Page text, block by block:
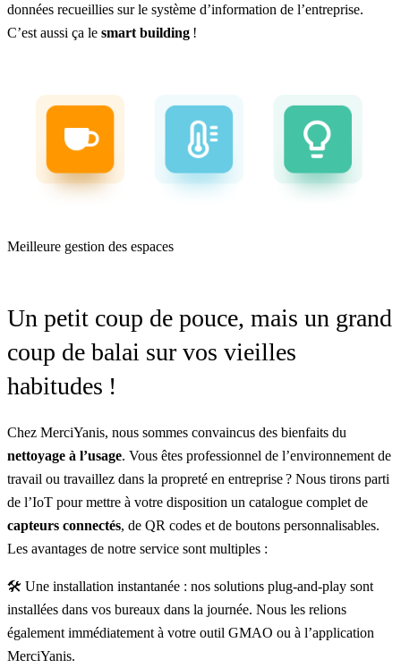
données recueillies sur le système d’information de l’entreprise.
C’est aussi ça le smart building !
Meilleure gestion des espaces
Un petit coup de pouce, mais un grand
coup de balai sur vos vieilles
habitudes !
Chez MerciYanis, nous sommes convaincus des bienfaits du
nettoyage à l’usage. Vous êtes professionnel de l’environnement de
travail ou travaillez dans la propreté en entreprise ? Nous tirons parti
de l’IoT pour mettre à votre disposition un catalogue complet de
capteurs connectés, de QR codes et de boutons personnalisables.
Les avantages de notre service sont multiples :
🛠 Une installation instantanée : nos solutions plug-and-play sont
installées dans vos bureaux dans la journée. Nous les relions
également immédiatement à votre outil GMAO ou à l’application
MerciYanis.